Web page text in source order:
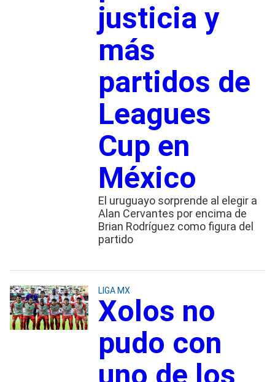
justicia y
más
partidos de
Leagues
Cup en
México
El uruguayo sorprende al elegir a
Alan Cervantes por encima de
Brian Rodríguez como figura del
partido
LIGA MX
Xolos no
pudo con
uno de los